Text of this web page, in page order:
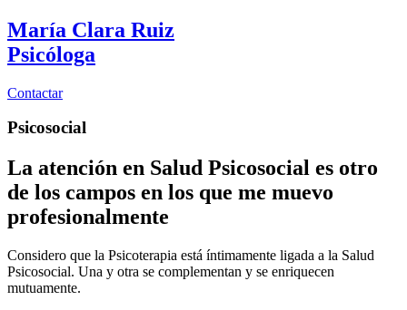
María Clara Ruiz
Psicóloga
Contactar
Psicosocial
La atención en Salud Psicosocial es otro
de los campos en los que me muevo
profesionalmente
Considero que la Psicoterapia está íntimamente ligada a la Salud
Psicosocial. Una y otra se complementan y se enriquecen
mutuamente.